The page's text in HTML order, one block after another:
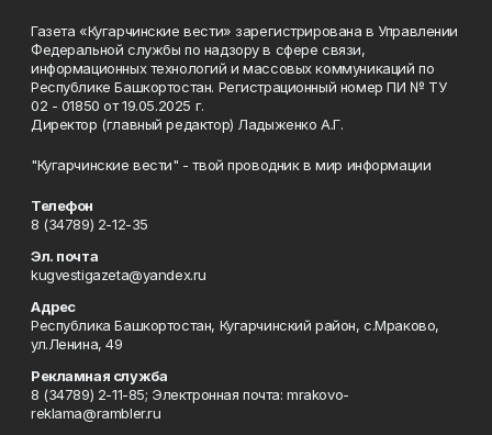
Газета «Кугарчинские вести» зарегистрирована в Управлении
Федеральной службы по надзору в сфере связи,
информационных технологий и массовых коммуникаций по
Республике Башкортостан. Регистрационный номер ПИ № ТУ
02 - 01850 от 19.05.2025 г.
Директор (главный редактор) Ладыженко А.Г.
"Кугарчинские вести" - твой проводник в мир информации
Телефон
8 (34789) 2-12-35
Эл. почта
kugvestigazeta@yandex.ru
Адрес
Республика Башкортостан, Кугарчинский район, с.Мраково,
ул.Ленина, 49
Рекламная служба
8 (34789) 2-11-85; Электронная почта: mrakovo-
reklama@rambler.ru